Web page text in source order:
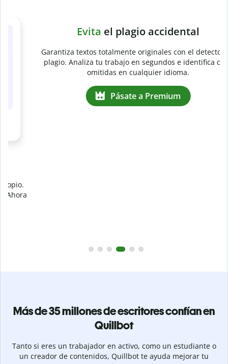
Slide 4 of 6
Garantiza textos totalmente originales con el detector de
plagio. Analiza tu trabajo en segundos e identifica citas
Más de 35 millones de escritores confían en
Quillbot
Tanto si eres un trabajador en activo, como un estudiante o
un creador de contenidos, Quillbot te ayuda mejorar tu